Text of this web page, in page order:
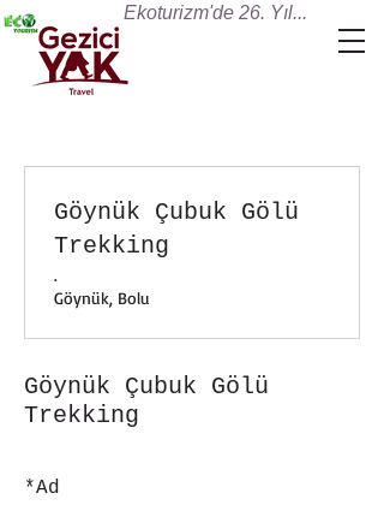
Ekoturizm'de 26. Yıl...
Göynük Çubuk Gölü
Trekking
*Ad
Göynük Çubuk Gölü
Trekking
.
Göynük, Bolu